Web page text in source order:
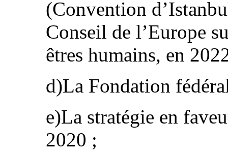
(Convention
Conseil de l’Europe
êtres humains, en
d)La Fondation
e)La stratégie en
2020 ;